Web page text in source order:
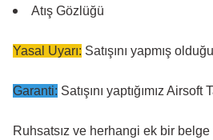
Atış Gözlüğü
Yasal Uyarı: Satışını yapmış
Garanti: Satışını yaptığımız
Ruhsatsız ve herhangi ek bir belge